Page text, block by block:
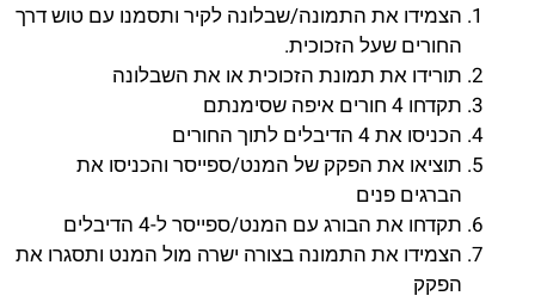
הצמידו את התמונה/שבלונה לקיר ותסמנו עם טוש דרך
החורים שעל הזכוכית.
תורידו את תמונת הזכוכית או את השבלונה
תקדחו 4 חורים איפה שסימנתם
הכניסו את 4 הדיבלים לתוך החורים
תוציאו את הפקק של המנט/ספייסר והכניסו את
הברגים פנים
תקדחו את הבורג עם המנט/ספייסר ל-4 הדיבלים
הצמידו את התמונה בצורה ישרה מול המנט ותסגרו את
הפקק